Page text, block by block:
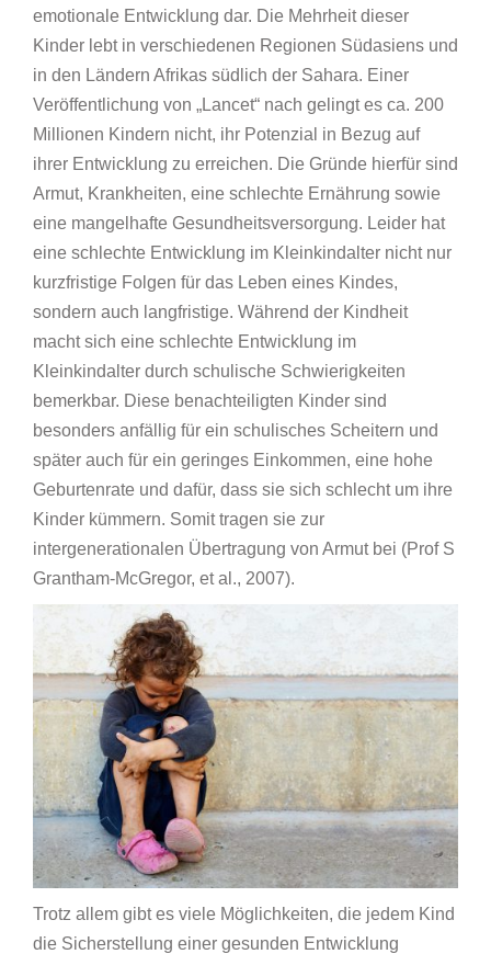
emotionale Entwicklung dar. Die Mehrheit dieser
Kinder lebt in verschiedenen Regionen Südasiens und
in den Ländern Afrikas südlich der Sahara. Einer
Veröffentlichung von „Lancet“ nach gelingt es ca. 200
Millionen Kindern nicht, ihr Potenzial in Bezug auf
ihrer Entwicklung zu erreichen. Die Gründe hierfür sind
Armut, Krankheiten, eine schlechte Ernährung sowie
eine mangelhafte Gesundheitsversorgung. Leider hat
eine schlechte Entwicklung im Kleinkindalter nicht nur
kurzfristige Folgen für das Leben eines Kindes,
sondern auch langfristige. Während der Kindheit
macht sich eine schlechte Entwicklung im
Kleinkindalter durch schulische Schwierigkeiten
bemerkbar. Diese benachteiligten Kinder sind
besonders anfällig für ein schulisches Scheitern und
später auch für ein geringes Einkommen, eine hohe
Geburtenrate und dafür, dass sie sich schlecht um ihre
Kinder kümmern. Somit tragen sie zur
intergenerationalen Übertragung von Armut bei (Prof S
Grantham-McGregor, et al., 2007).
Trotz allem gibt es viele Möglichkeiten, die jedem Kind
die Sicherstellung einer gesunden Entwicklung